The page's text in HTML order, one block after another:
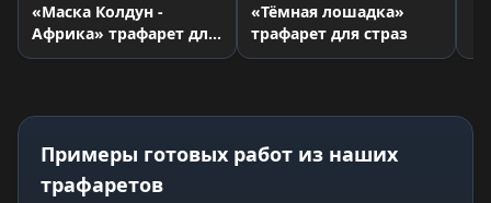
«Маска Колдун -
Африка» трафарет для
страз
«Тёмная лошадка»
трафарет для страз
Примеры готовых работ из наших
трафаретов